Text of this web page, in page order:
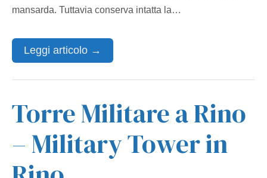
mansarda. Tuttavia conserva intatta la…
Leggi articolo →
Torre Militare a Rino
– Military Tower in